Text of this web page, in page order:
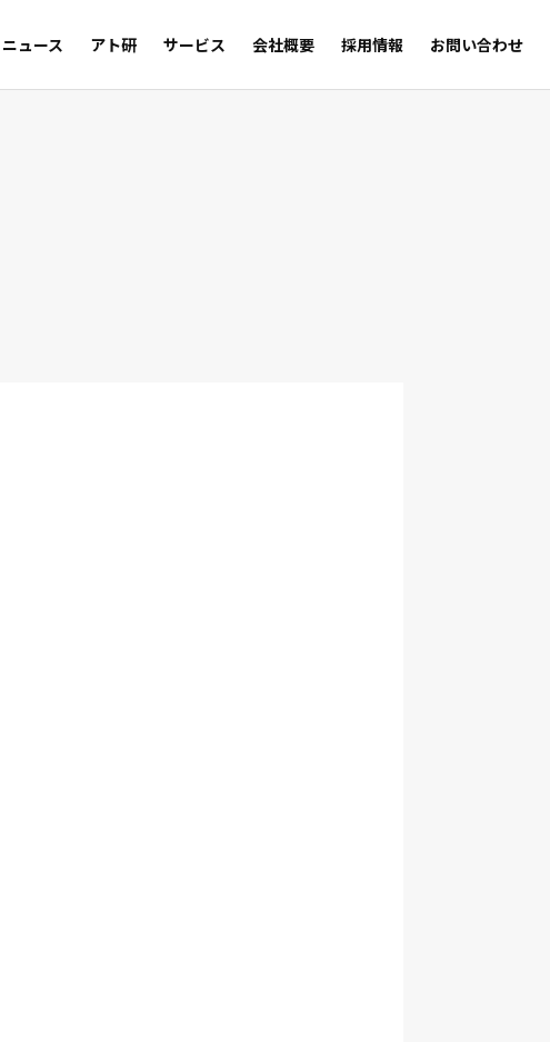
ニュース アト研 サービス 会社概要 採用情報 お問い合わせ